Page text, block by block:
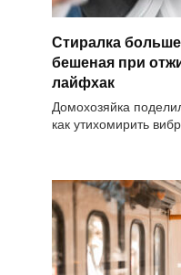
Стиралка
бешеная при
лайфхак
Домохозяйка
как утихомирить